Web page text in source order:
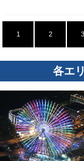
1 2 3
各エ